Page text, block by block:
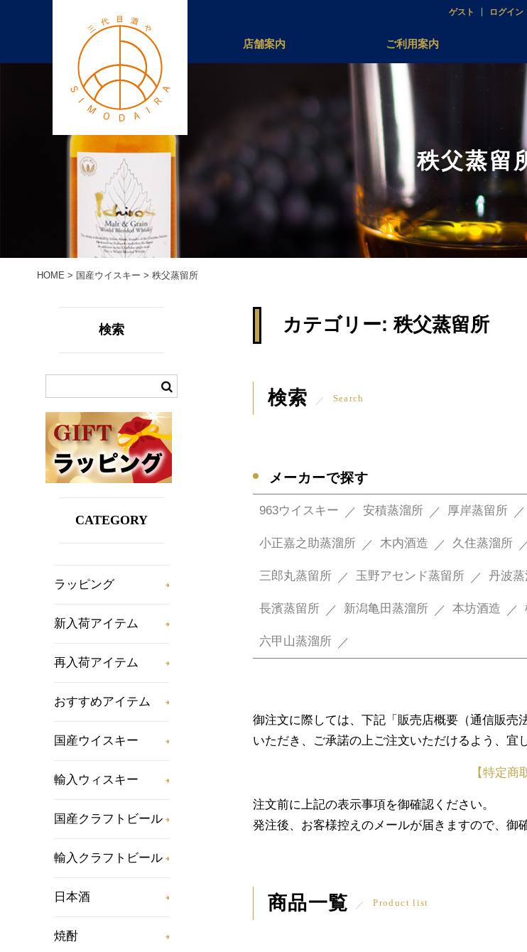
ゲスト ログイン
店舗案内 ご利用案内
秩父蒸留
HOME > 国産ウイスキー > 秩父蒸留所
カテゴリー: 秩父蒸留所
検索 Search
メーカーで探す
963ウイスキー 安積蒸溜所 厚岸蒸留所
小正嘉之助蒸溜所 木内酒造 久住蒸溜所
三郎丸蒸留所 玉野アセンド蒸留所 丹波
長濱蒸留所 新潟亀田蒸溜所 本坊酒造
六甲山蒸溜所
御注文に際しては、下記「販売店概要（通信販
いただき、ご承諾の上ご注文いただけるよう、宜
【特定商
注文前に上記の表示事項を御確認ください。
発注後、お客様控えのメールが届きますので、御
商品一覧 Product list
検索
CATEGORY
ラッピング
新入荷アイテム
再入荷アイテム
おすすめアイテム
国産ウイスキー
輸入ウィスキー
国産クラフトビール
輸入クラフトビール
日本酒
焼酎